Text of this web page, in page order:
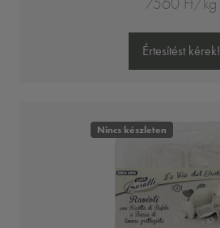
7560 Ft/kg
Értesítést kérek!
Nincs készleten